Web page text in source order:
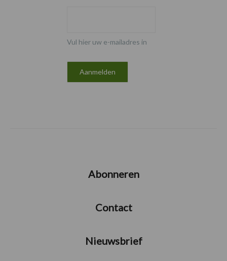
Vul hier uw e-mailadres in
Abonneren
Contact
Nieuwsbrief